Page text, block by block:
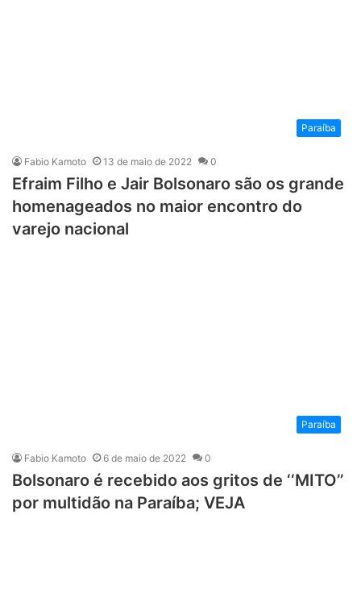
Paraíba
Fabio Kamoto 13 de maio de 2022 0
Efraim Filho e Jair Bolsonaro são os grande
homenageados no maior encontro do
varejo nacional
Paraíba
Fabio Kamoto 6 de maio de 2022 0
Bolsonaro é recebido aos gritos de ‘‘MITO’’
por multidão na Paraíba; VEJA